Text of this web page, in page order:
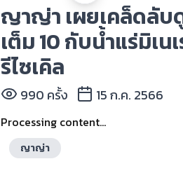
ญาญ่า เผยเคล็ดลับ
เต็ม 10 กับน้ำแร่มิเ
รีไซเคิล
990 ครั้ง 15 ก.ค. 2566
Processing content...
ญาญ่า